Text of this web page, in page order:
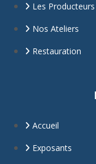
Les Producteurs
Nos Ateliers
Restauration
Accueil
Exposants